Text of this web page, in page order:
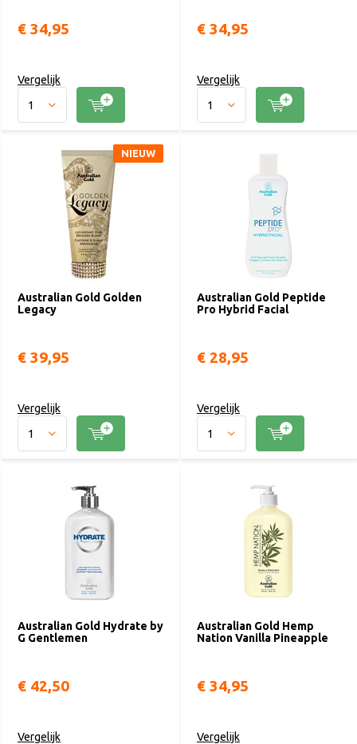
€ 34,95
Vergelijk
€ 34,95
Vergelijk
Australian Gold Golden
Legacy
NIEUW
€ 39,95
Vergelijk
Australian Gold Peptide
Pro Hybrid Facial
€ 28,95
Vergelijk
Australian Gold Hydrate by
G Gentlemen
€ 42,50
Vergelijk
Australian Gold Hemp
Nation Vanilla Pineapple
€ 34,95
Vergelijk